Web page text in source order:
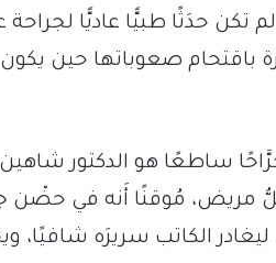
حدَثًا طبيًّا عاديًّا لجراحة
باقتحام صعوباتها حين يكون
ساطعًا هو الدكتور
كلُّ مريض، مُوقنًا أَنه في
الكاتب سريرَه شافيًا،